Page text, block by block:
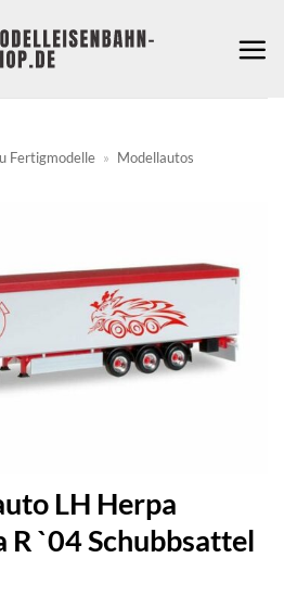
Fertigmodelle » Modellautos
LH Herpa
R `04 Schubbsattel